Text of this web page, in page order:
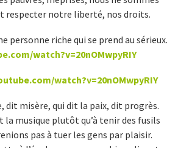
respecter notre liberté, nos droits.
personne riche qui se prend au sérieux.
watch?v=20nOMwpyRIY
watch?v=20nOMwpyRIY
dit misère, qui dit la paix, dit progrès.
la musique plutôt qu’à tenir des fusils
pas à tuer les gens par plaisir.